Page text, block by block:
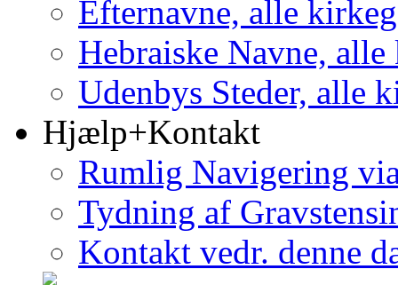
Efternavne, alle
Hebraiske Navne,
Udenbys Steder, alle
Hjælp+Kontakt
Rumlig Navigering
Tydning af
Kontakt vedr. denne